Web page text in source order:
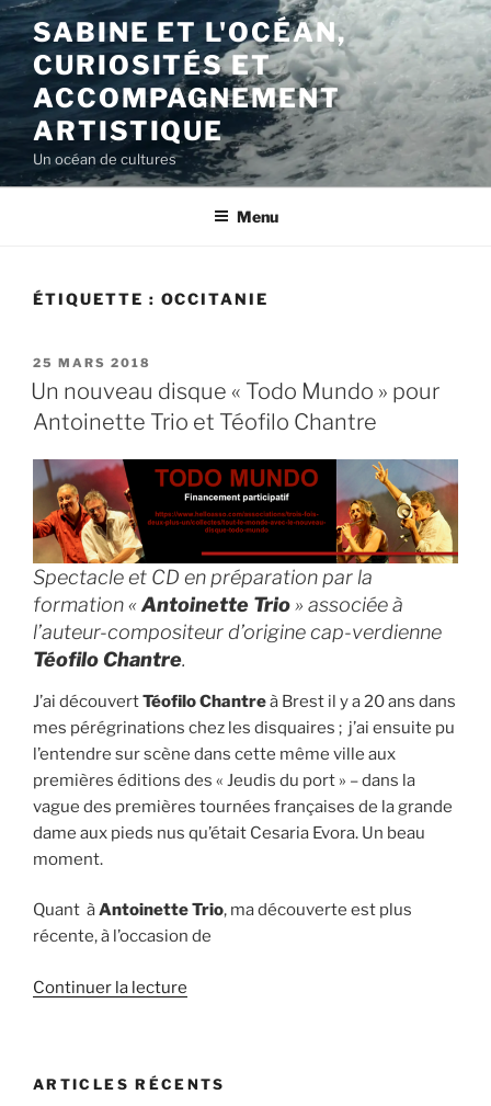
Aller
au
contenu
principal
SABINE ET L'OCÉAN,
CURIOSITÉS ET
ACCOMPAGNEMENT
ARTISTIQUE
Un océan de cultures
Menu
ÉTIQUETTE : OCCITANIE
PUBLIÉ
LE
25 MARS 2018
Un nouveau disque « Todo Mundo » pour
Antoinette Trio et Téofilo Chantre
Spectacle et CD en préparation par la
formation «Antoinette Trio» associée à
l’auteur-compositeur d’origine cap-verdienne
Téofilo Chantre.
J’ai découvertTéofilo Chantreà Brest il y a 20 ans dans
mes pérégrinations chez les disquaires ; j’ai ensuite pu
l’entendre sur scène dans cette même ville aux
premières éditions des « Jeudis du port » – dans la
vague des premières tournées françaises de la grande
dame aux pieds nus qu’était Cesaria Evora. Un beau
moment.
Quant àAntoinette Trio, ma découverte est plus
récente, à l’occasion de
Continuer la lecture
« Todo
ARTICLES RÉCENTS